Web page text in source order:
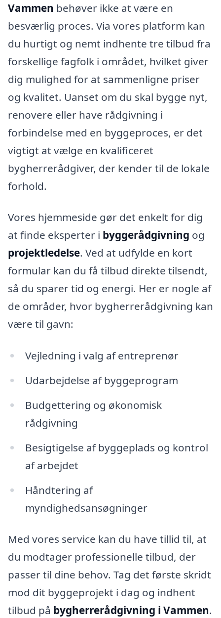
Vammen behøver ikke at være en
besværlig proces. Via vores platform kan
du hurtigt og nemt indhente tre tilbud fra
forskellige fagfolk i området, hvilket giver
dig mulighed for at sammenligne priser
og kvalitet. Uanset om du skal bygge nyt,
renovere eller have rådgivning i
forbindelse med en byggeproces, er det
vigtigt at vælge en kvalificeret
bygherrerådgiver, der kender til de lokale
forhold.
Vores hjemmeside gør det enkelt for dig
at finde eksperter i byggerådgivning og
projektledelse. Ved at udfylde en kort
formular kan du få tilbud direkte tilsendt,
så du sparer tid og energi. Her er nogle af
de områder, hvor bygherrerådgivning kan
være til gavn:
Vejledning i valg af entreprenør
Udarbejdelse af byggeprogram
Budgettering og økonomisk
rådgivning
Besigtigelse af byggeplads og kontrol
af arbejdet
Håndtering af
myndighedsansøgninger
Med vores service kan du have tillid til, at
du modtager professionelle tilbud, der
passer til dine behov. Tag det første skridt
mod dit byggeprojekt i dag og indhent
tilbud på bygherrerådgivning i Vammen.